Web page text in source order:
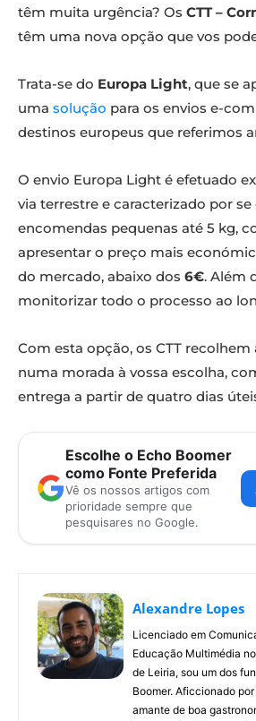
têm muita urgência? Os CTT –
têm uma nova opção que vos
Trata-se do Europa Light, que se
uma solução para os envios e-
destinos europeus que referimos
O envio Europa Light é efetuado
via terrestre e caracterizado por se
encomendas pequenas até 5 kg,
apresentar o preço mais
do mercado, abaixo dos 6€. Além
monitorizar todo o processo ao
Com esta opção, os CTT
numa morada à vossa escolha,
entrega a partir de quatro dias
Escolhe o Echo Boomer
como Fonte Preferida
Vê os nossos artigos com
prioridade sempre que
pesquisares no Google.
Alexandre Lopes
Licenciado em
Educação Multimédia
de Leiria, sou um dos
Boomer. Aficcionado
amante de boa